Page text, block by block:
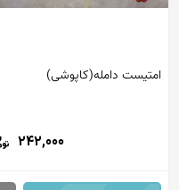
امتیست دامله(کاپوشی)
242,000